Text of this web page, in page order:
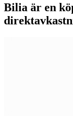
Bilia är en